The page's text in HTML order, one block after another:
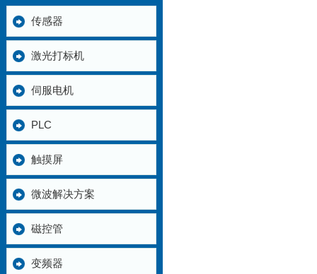
传感器
激光打标机
伺服电机
PLC
触摸屏
微波解决方案
磁控管
变频器